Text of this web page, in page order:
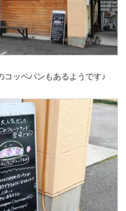
コッペパンもあるようです♪